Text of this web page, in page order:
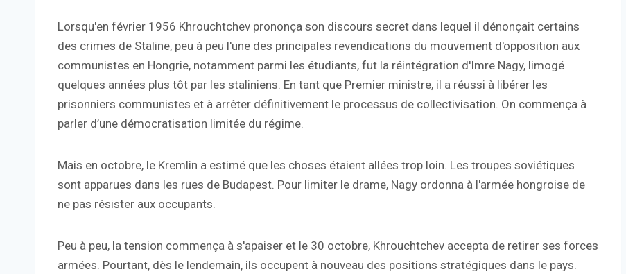
Lorsqu'en février 1956 Khrouchtchev prononça son discours secret dans lequel il dénonçait certains
des crimes de Staline, peu à peu l'une des principales revendications du mouvement d'opposition aux
communistes en Hongrie, notamment parmi les étudiants, fut la réintégration d'Imre Nagy, limogé
quelques années plus tôt par les staliniens. En tant que Premier ministre, il a réussi à libérer les
prisonniers communistes et à arrêter définitivement le processus de collectivisation. On commença à
parler d’une démocratisation limitée du régime.
Mais en octobre, le Kremlin a estimé que les choses étaient allées trop loin. Les troupes soviétiques
sont apparues dans les rues de Budapest. Pour limiter le drame, Nagy ordonna à l'armée hongroise de
ne pas résister aux occupants.
Peu à peu, la tension commença à s'apaiser et le 30 octobre, Khrouchtchev accepta de retirer ses forces
armées. Pourtant, dès le lendemain, ils occupent à nouveau des positions stratégiques dans le pays.